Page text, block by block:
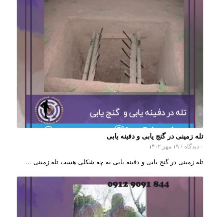
تله زمینی در گنج یابی و دفینه یابی
۰ دیدگاه / ۱۹ مهر ۱۴۰۲
تله زمینی در گنج یابی و دفینه یابی به چه شکلی هست تله زمینی …